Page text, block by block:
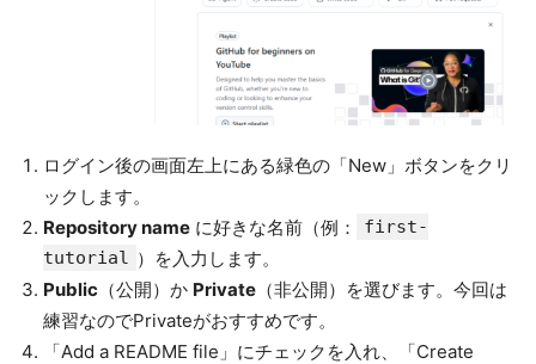
ログイン後の画面左上にある緑色の「New」ボタンをクリ
ックします。
Repository name に好きな名前（例：
first-
tutorial ）を入力します。
Public （公開）か Private （非公開）を選びます。今回は
練習なのでPrivateがおすすめです。
「Add a README file」にチェックを入れ、「Create